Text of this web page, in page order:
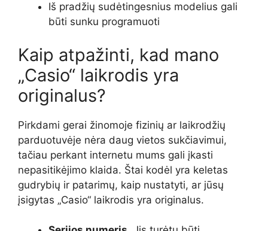
Iš pradžių sudėtingesnius modelius gali
būti sunku programuoti
Kaip atpažinti, kad mano
„Casio“ laikrodis yra
originalus?
Pirkdami gerai žinomoje fizinių ar laikrodžių
parduotuvėje nėra daug vietos sukčiavimui,
tačiau perkant internetu mums gali įkasti
nepasitikėjimo klaida. Štai kodėl yra keletas
gudrybių ir patarimų, kaip nustatyti, ar jūsų
įsigytas „Casio“ laikrodis yra originalus.